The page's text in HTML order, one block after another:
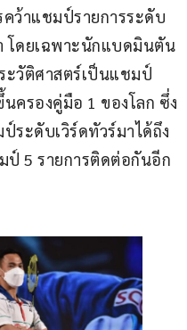
ว้าแชมป์รายการระดับ
โดยเฉพาะนักแบดมินตัน
วัติศาสตร์เป็นแชมป์
ครองคู่มือ 1 ของโลก ซึ่ง
ะดับเวิร์ดทัวร์มาได้ถึง
ป์ 5 รายการติดต่อกันอีก